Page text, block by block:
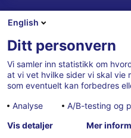
E-post
Se vår
English
Ditt personvern
Vi samler inn statistikk om
at vi vet hvilke sider vi skal vie
som eventuelt kan forbedres
Analyse
A/B-testing og
Vis detaljer
Mer